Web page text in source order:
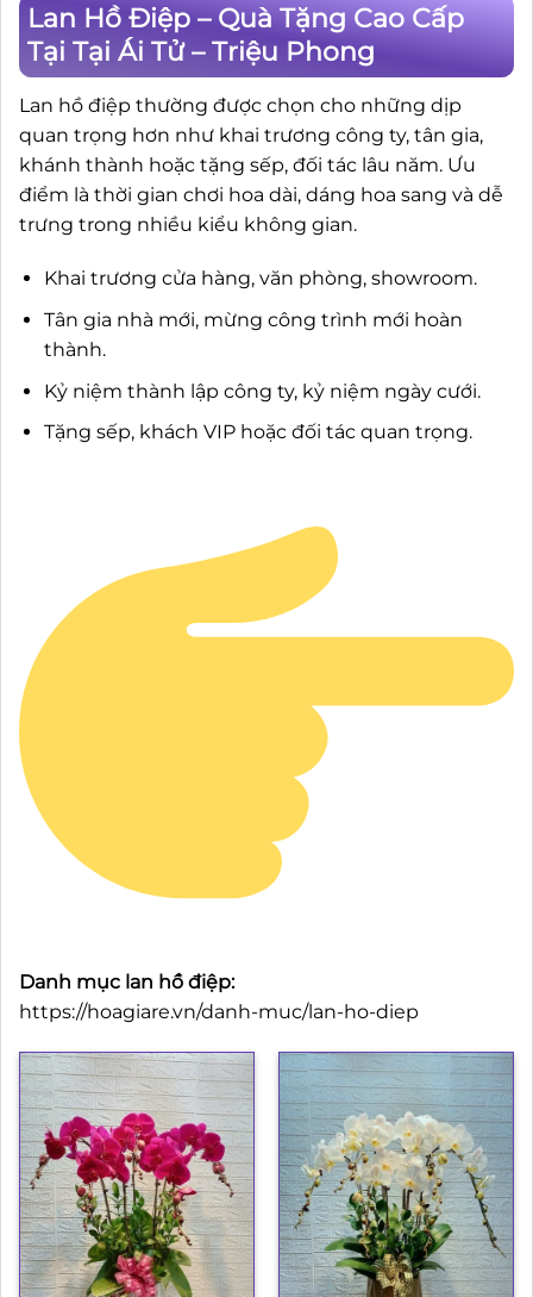
Lan Hồ Điệp – Quà Tặng Cao Cấp
Tại Tại Ái Tử – Triệu Phong
Lan hồ điệp thường được chọn cho những dịp
quan trọng hơn như khai trương công ty, tân gia,
khánh thành hoặc tặng sếp, đối tác lâu năm. Ưu
điểm là thời gian chơi hoa dài, dáng hoa sang và dễ
trưng trong nhiều kiểu không gian.
Khai trương cửa hàng, văn phòng, showroom.
Tân gia nhà mới, mừng công trình mới hoàn
thành.
Kỷ niệm thành lập công ty, kỷ niệm ngày cưới.
Tặng sếp, khách VIP hoặc đối tác quan trọng.
Danh mục lan hồ điệp:
https://hoagiare.vn/danh-muc/lan-ho-diep